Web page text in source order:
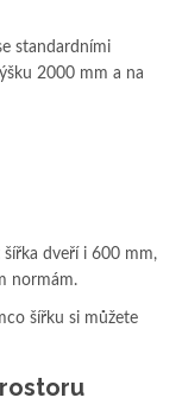
standardními
2000 mm a na
dveří i 600 mm,
normám.
šířku si můžete